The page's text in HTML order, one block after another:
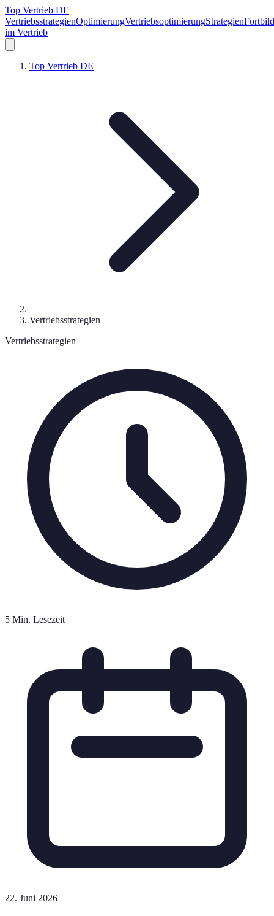
Top Vertrieb DE
VertriebsstrategienOptimierungVertriebsoptimierungStrategien
im Vertrieb
Top Vertrieb DE
Vertriebsstrategien
Vertriebsstrategien
5 Min. Lesezeit
22. Juni 2026